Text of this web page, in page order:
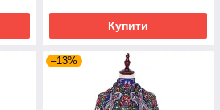
Купити
–13%